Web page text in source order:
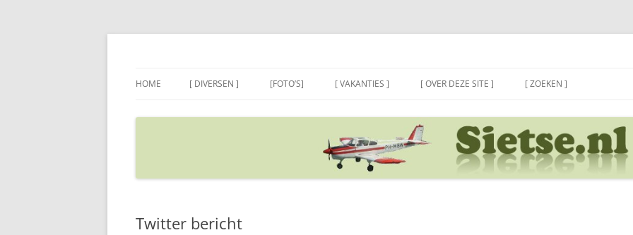
Ga
HOME [ DIVERSEN ] [FOTO’S] [ VAKANTIES ] [ OVER DEZE SITE ] [ ZOEKEN ]
Twitter bericht